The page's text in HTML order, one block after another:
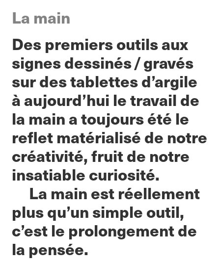
La main
Des premiers outils aux
signes dessinés / gravés
sur des tablettes d’argile
à aujourd’hui le travail de
la main a toujours été le
reflet matérialisé de notre
créativité, fruit de notre
insatiable curiosité.
La main est réellement
plus qu’un simple outil,
c’est le prolongement de
la pensée.